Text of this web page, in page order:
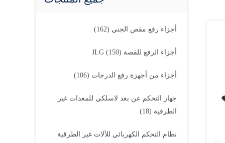
أجزاء رفع مقص الجني (162)
أجزاء الرفع للقصة JLG (150)
أجزاء من أجهزة رفع الدرجات (106)
جهاز التحكم عن بعد لاسلكي للمعدات غير
الطرقية (18)
نظام التحكم الكهربائي للآلات غير الطرقية